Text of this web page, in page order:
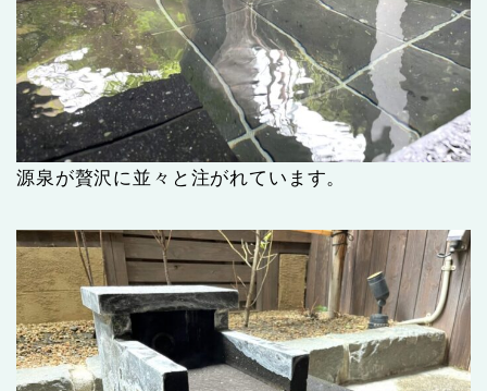
源泉が贅沢に並々と注がれています。